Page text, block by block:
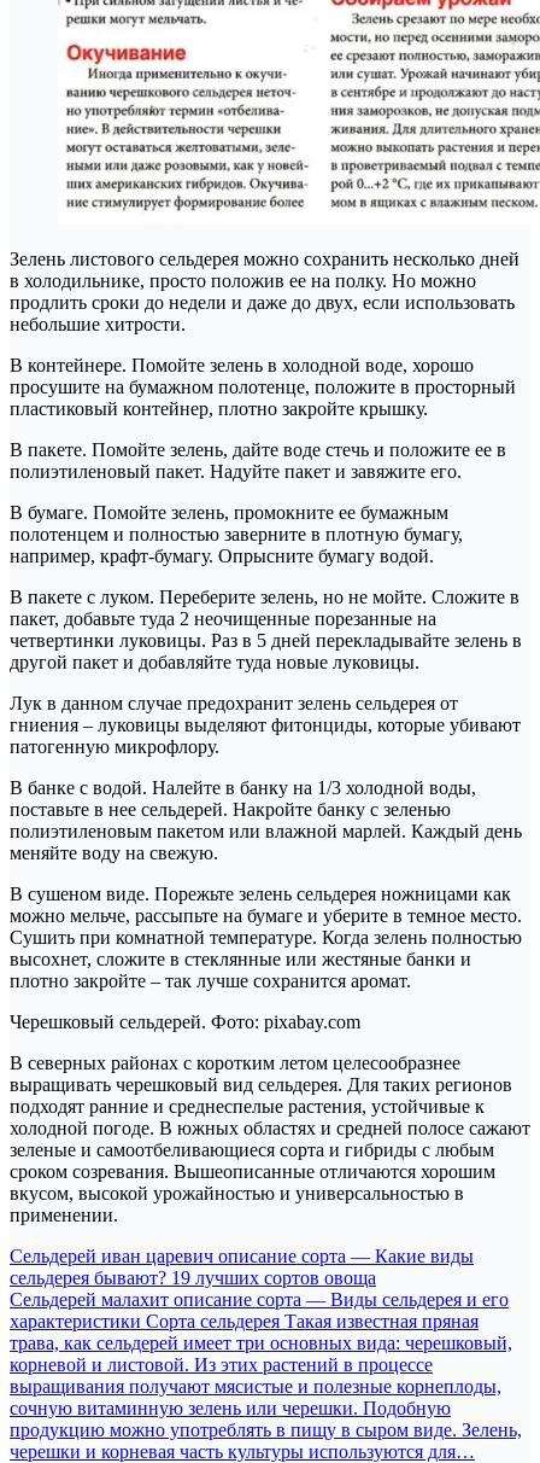
Зелень листового сельдерея можно сохранить несколько дней
в холодильнике, просто положив ее на полку. Но можно
продлить сроки до недели и даже до двух, если использовать
небольшие хитрости.
В контейнере. Помойте зелень в холодной воде, хорошо
просушите на бумажном полотенце, положите в просторный
пластиковый контейнер, плотно закройте крышку.
В пакете. Помойте зелень, дайте воде стечь и положите ее в
полиэтиленовый пакет. Надуйте пакет и завяжите его.
В бумаге. Помойте зелень, промокните ее бумажным
полотенцем и полностью заверните в плотную бумагу,
например, крафт-бумагу. Опрысните бумагу водой.
В пакете с луком. Переберите зелень, но не мойте. Сложите в
пакет, добавьте туда 2 неочищенные порезанные на
четвертинки луковицы. Раз в 5 дней перекладывайте зелень в
другой пакет и добавляйте туда новые луковицы.
Лук в данном случае предохранит зелень сельдерея от
гниения – луковицы выделяют фитонциды, которые убивают
патогенную микрофлору.
В банке с водой. Налейте в банку на 1/3 холодной воды,
поставьте в нее сельдерей. Накройте банку с зеленью
полиэтиленовым пакетом или влажной марлей. Каждый день
меняйте воду на свежую.
В сушеном виде. Порежьте зелень сельдерея ножницами как
можно мельче, рассыпьте на бумаге и уберите в темное место.
Сушить при комнатной температуре. Когда зелень полностью
высохнет, сложите в стеклянные или жестяные банки и
плотно закройте – так лучше сохранится аромат.
Черешковый сельдерей. Фото: pixabay.com
В северных районах с коротким летом целесообразнее
выращивать черешковый вид сельдерея. Для таких регионов
подходят ранние и среднеспелые растения, устойчивые к
холодной погоде. В южных областях и средней полосе сажают
зеленые и самоотбеливающиеся сорта и гибриды с любым
сроком созревания. Вышеописанные отличаются хорошим
вкусом, высокой урожайностью и универсальностью в
применении.
Навигация
по
записям
Сельдерей иван царевич описание сорта — Какие виды
сельдерея бывают? 19 лучших сортов овоща
Сельдерей малахит описание сорта — Виды сельдерея и его
характеристики Сорта сельдерея Такая известная пряная
трава, как сельдерей имеет три основных вида: черешковый,
корневой и листовой. Из этих растений в процессе
выращивания получают мясистые и полезные корнеплоды,
сочную витаминную зелень или черешки. Подобную
продукцию можно употреблять в пищу в сыром виде. Зелень,
черешки и корневая часть культуры используются для…